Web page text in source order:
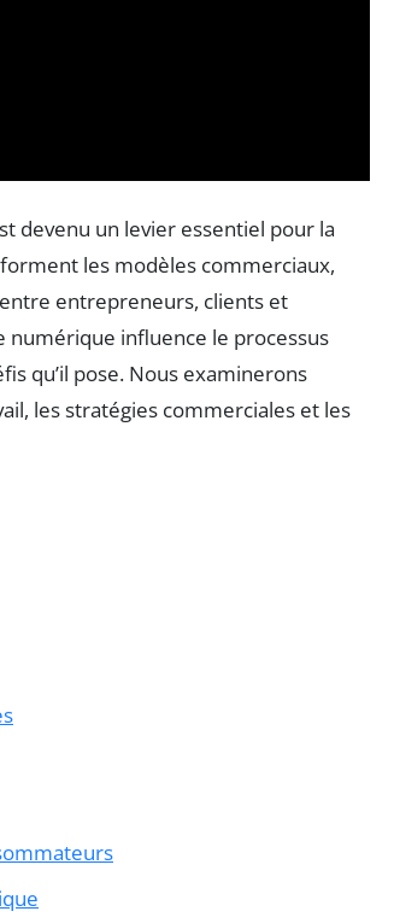
devenu un levier essentiel pour la
les modèles commerciaux,
entrepreneurs, clients et
influence le processus
qu’il pose. Nous examinerons
les stratégies commerciales et les